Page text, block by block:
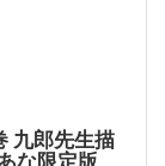
九郎先生描